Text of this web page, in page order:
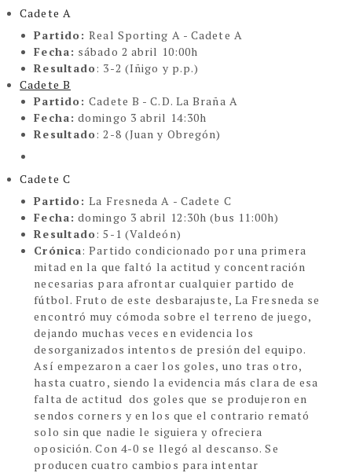
Cadete A
Partido:Real Sporting A - Cadete A
Fecha: sábado 2 abril 10:00h
Resultado: 3-2 (Iñigo y p.p.)
Cadete B
Partido:Cadete B - C.D. La Braña A
Fecha: domingo 3 abril 14:30h
Resultado: 2-8 (Juan y Obregón)
Cadete C
Partido:La Fresneda A - Cadete C
Fecha: domingo 3 abril 12:30h (bus 11:00h)
Resultado: 5-1 (Valdeón)
Crónica:Partido condicionado por una primera
mitad en la que faltó la actitud y concentración
necesarias para afrontar cualquier partido de
fútbol. Fruto de este desbarajuste, La Fresneda se
encontró muy cómoda sobre el terreno de juego,
dejando muchas veces en evidencia los
desorganizados intentos de presión del equipo.
Así empezaron a caer los goles, uno tras otro,
hasta cuatro, siendo la evidencia más clara de esa
falta de actitud dos goles que se produjeron en
sendos corners y en los que el contrario remató
solo sin que nadie le siguiera y ofreciera
oposición. Con 4-0 se llegó al descanso. Se
producen cuatro cambios para intentar